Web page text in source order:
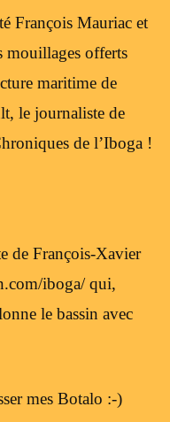
François Mauriac et
mouillages offerts
maritime de
le journaliste de
de l’Iboga !
de François-Xavier
iboga/ qui,
le bassin avec
mes Botalo :-)